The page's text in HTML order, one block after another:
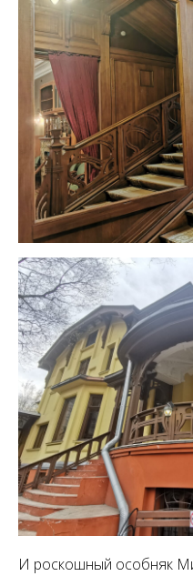
И роскошный особняк